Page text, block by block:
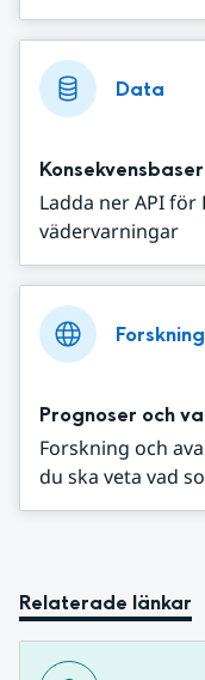
Data
Ladda ner API för
vädervarningar
Prognoser och
Forskning och
du ska veta vad
Relaterade länkar